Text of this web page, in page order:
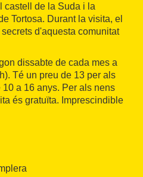
castell de la Suda i la
Tortosa. Durant la visita, el
d'aquesta comunitat
dissabte de cada mes a
Té un preu de 13 per als
a 16 anys. Per als nens
és gratuïta. Imprescindible